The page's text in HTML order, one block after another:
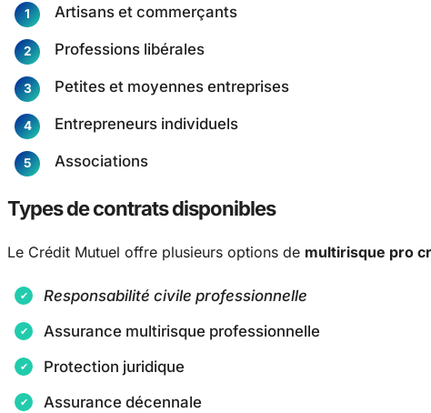
Artisans et commerçants
Professions libérales
Petites et moyennes entreprises
Entrepreneurs individuels
Associations
Types de contrats disponibles
Le Crédit Mutuel offre plusieurs options de multirisque pro
Responsabilité civile professionnelle
Assurance multirisque professionnelle
Protection juridique
Assurance décennale